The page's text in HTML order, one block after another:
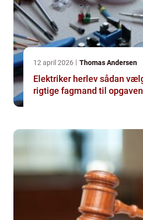
12 april 2026 Thomas Andersen
Elektriker herlev sådan vælger du den
rigtige fagmand til opgaven